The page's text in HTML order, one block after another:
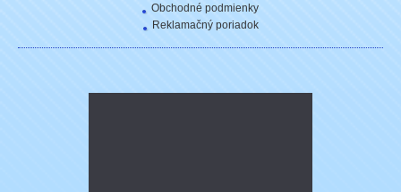
Obchodné podmienky
Reklamačný poriadok